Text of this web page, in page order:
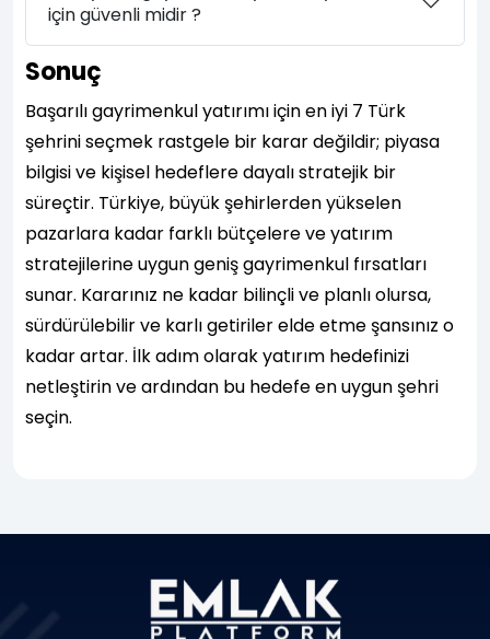
için güvenli midir ?
Sonuç
Başarılı gayrimenkul yatırımı için en iyi 7 Türk
şehrini seçmek rastgele bir karar değildir; piyasa
bilgisi ve kişisel hedeflere dayalı stratejik bir
süreçtir. Türkiye, büyük şehirlerden yükselen
pazarlara kadar farklı bütçelere ve yatırım
stratejilerine uygun geniş gayrimenkul fırsatları
sunar. Kararınız ne kadar bilinçli ve planlı olursa,
sürdürülebilir ve karlı getiriler elde etme şansınız o
kadar artar. İlk adım olarak yatırım hedefinizi
netleştirin ve ardından bu hedefe en uygun şehri
seçin.